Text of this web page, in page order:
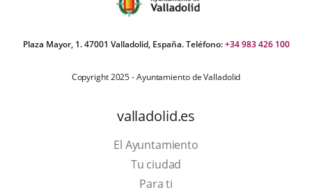
Plaza Mayor, 1. 47001 Valladolid, España. Teléfono:+34 983 426 100
Copyright 2025 - Ayuntamiento de Valladolid
valladolid.es
El Ayuntamiento
Tu ciudad
Para ti